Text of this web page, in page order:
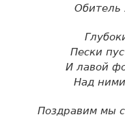
Обитель
Пески
И лавой
Над
Поздравим мы